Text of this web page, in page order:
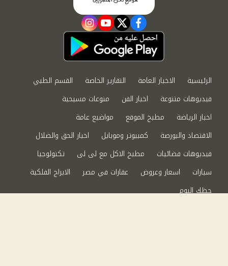
facebook
twitter
youtube
instagram
الرئيسية الاخبار العامة التقارير الخاصة
القسم الطبي
فيديوهات متنوعة
اخبار الفن
منوعات مسيحية
اخبار الرياضة
مطبخ الموقع
مواضيع عامة
الاقتصاد والبورصة
كمبيوتر وموبايل
اخبار الحق والضلال
فيديوهات فضائيات
مطبخ الاكل مع لى لى
تكنولوجيا
سيارات
اسعار وعروض عقارات في مصر
الابراج الفلكية
حظك اليوم